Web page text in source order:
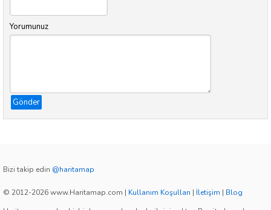
Yorumunuz
Gönder
Bizi takip edin @haritamap
© 2012-2026 www.Haritamap.com | Kullanım Koşulları | İletişim | Blog